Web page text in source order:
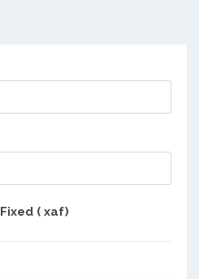
Fixed ( xaf)